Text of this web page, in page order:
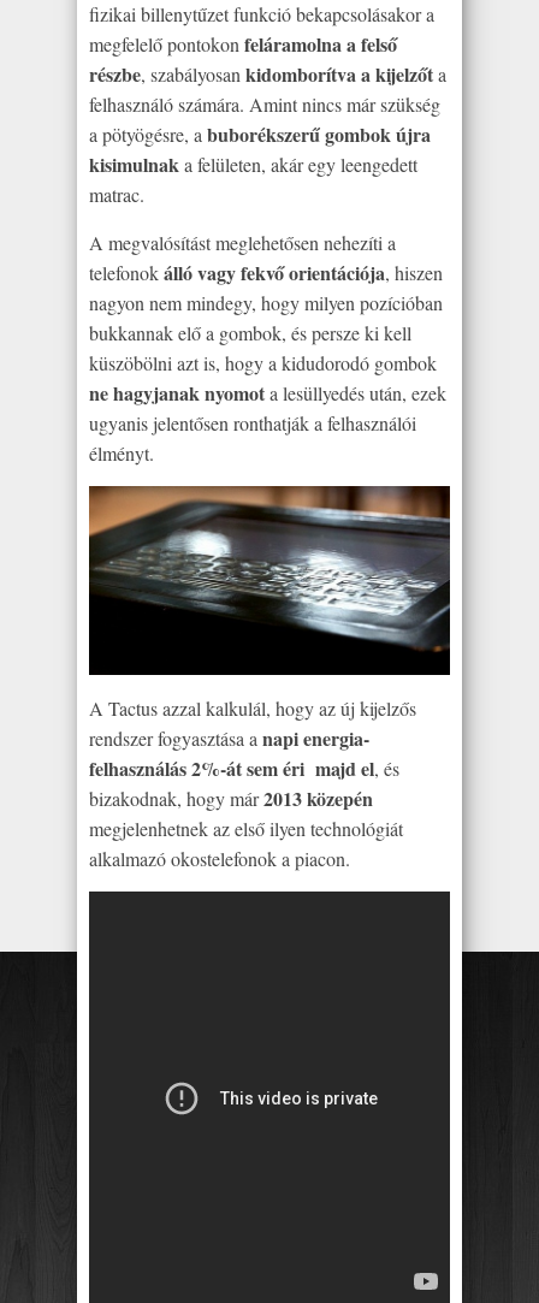
fizikai billenytűzet funkció bekapcsolásakor a
megfelelő pontokon feláramolna a felső
részbe, szabályosan kidomborítva a kijelzőta
felhasználó számára. Amint nincs már szükség
a pötyögésre, a buborékszerű gombok újra
kisimulnaka felületen, akár egy leengedett
matrac.
A megvalósítást meglehetősen nehezíti a
telefonokálló vagy fekvő orientációja, hiszen
nagyon nem mindegy, hogy milyen pozícióban
bukkannak elő a gombok, és persze ki kell
küszöbölni azt is, hogy a kidudorodó gombok
ne hagyjanak nyomota lesüllyedés után, ezek
ugyanis jelentősen ronthatják a felhasználói
élményt.
A Tactus azzal kalkulál, hogy az új kijelzős
rendszer fogyasztása anapi energia-
felhasználás 2%-át sem éri majd el, és
bizakodnak, hogy már2013 közepén
megjelenhetnek az első ilyen technológiát
alkalmazó okostelefonok a piacon.